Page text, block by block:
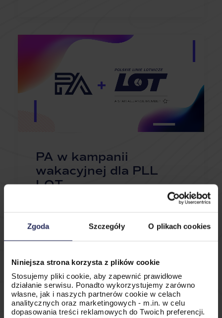
Zgoda Szczegóły O plikach cookies
Niniejsza strona korzysta z plików cookie
Stosujemy pliki cookie, aby zapewnić prawidłowe
działanie serwisu. Ponadto wykorzystujemy zarówno
własne, jak i naszych partnerów cookie w celach
analitycznych oraz marketingowych - m.in. w celu
dopasowania treści reklamowych do Twoich preferencji.
PA w kampanii
wakacyjnej dla PLL
LOT
Koniec wakacji
z końcem sezonu
urlopowego – nic
bardziej mylnego!
Przekonali się o tym